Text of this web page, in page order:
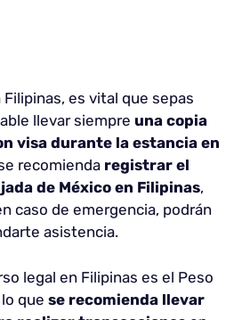
Filipinas, es vital que sepas
llevar siempre una copia
visa durante la estancia en
recomienda registrar el
de México en Filipinas,
caso de emergencia, podrán
asistencia.
legal en Filipinas es el Peso
que se recomienda llevar